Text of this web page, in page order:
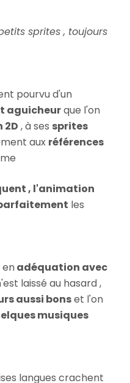
sprites , toujours
pourvu d'un
aguicheurque l'on
2D , à ses sprites
aux références
, l'animation
les
enadéquation avec
laissé au hasard ,
aussi bonset l'on
musiques
langues crachent